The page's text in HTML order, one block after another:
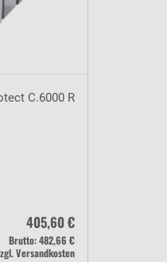
C.6000 R
405,60 €
Brutto: 482,66 €
Versandkosten